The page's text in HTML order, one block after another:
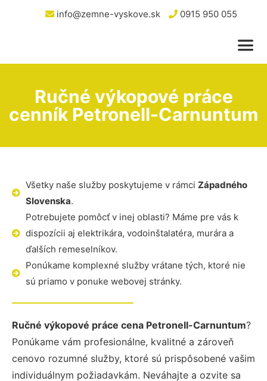
info@zemne-vyskove.sk 0915 950 055
Ručné výkopové práce
cenník Petronell-Carnuntum
Všetky naše služby poskytujeme v rámci Západného
Slovenska.
Potrebujete pomôcť v inej oblasti? Máme pre vás k
dispozícii aj elektrikára, vodoinštalatéra, murára a
ďalších remeselníkov.
Ponúkame komplexné služby vrátane tých, ktoré nie
sú priamo v ponuke webovej stránky.
Ručné výkopové práce cena Petronell-Carnuntum?
Ponúkame vám profesionálne, kvalitné a zároveň
cenovo rozumné služby, ktoré sú prispôsobené vašim
individuálnym požiadavkám. Neváhajte a ozvite sa